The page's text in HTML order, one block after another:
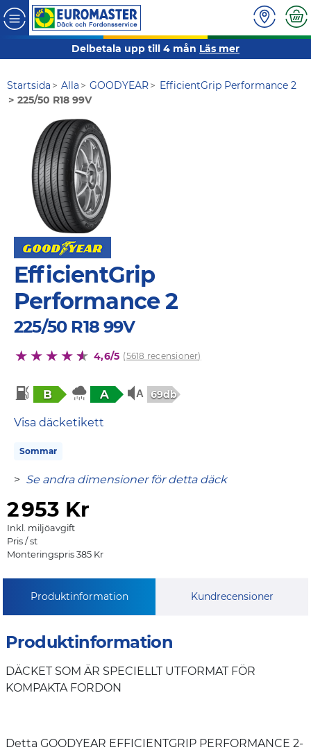
Delbetala upp till 4 mån Läs mer
Startsida Alla GOODYEAR
EfficientGrip Performance 2
225/50 R18 99V
EfficientGrip
Performance 2
225/50 R18 99V
4,6/5 (5618 recensioner)
B A 69db
Visa däcketikett
Sommar
> Se andra dimensioner för detta däck
2953 Kr
Inkl. miljöavgift
Pris / st
Monteringspris 385 Kr
Produktinformation Kundrecensioner
Produktinformation
DÄCKET SOM ÄR SPECIELLT UTFORMAT FÖR
KOMPAKTA FORDON
Detta GOODYEAR EFFICIENTGRIP PERFORMANCE 2-